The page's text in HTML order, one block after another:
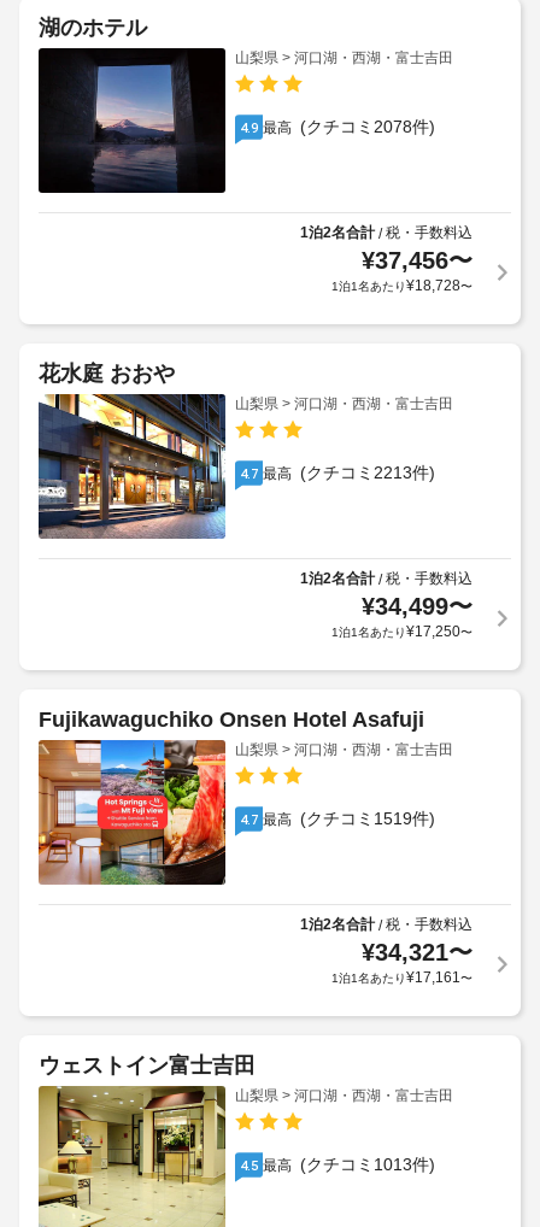
湖のホテル
山梨県 > 河口湖・西湖・富士吉田
4.9 最高 (クチコミ2078件)
1泊2名合計/税・手数料込
¥37,456〜
1泊1名あたり¥18,728〜
花水庭 おおや
山梨県 > 河口湖・西湖・富士吉田
4.7 最高 (クチコミ2213件)
1泊2名合計/税・手数料込
¥34,499〜
1泊1名あたり¥17,250〜
Fujikawaguchiko Onsen Hotel Asafuji
山梨県 > 河口湖・西湖・富士吉田
4.7 最高 (クチコミ1519件)
1泊2名合計/税・手数料込
¥34,321〜
1泊1名あたり¥17,161〜
ウェストイン富士吉田
山梨県 > 河口湖・西湖・富士吉田
4.5 最高 (クチコミ1013件)